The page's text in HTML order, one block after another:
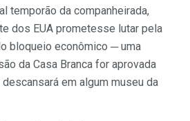
temporão da companheirada,
dos EUA prometesse lutar pela
bloqueio econômico ─ uma
da Casa Branca for aprovada
em algum museu da